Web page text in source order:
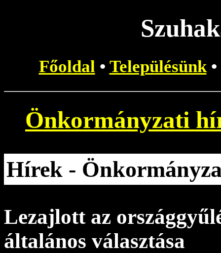
Főoldal• Településünk•
Önkormányzati
Hírek -
Lezajlott az
általános választása